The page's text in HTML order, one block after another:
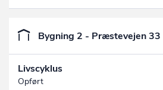
Bygning 2 - Præstevejen 33
Livscyklus
Opført